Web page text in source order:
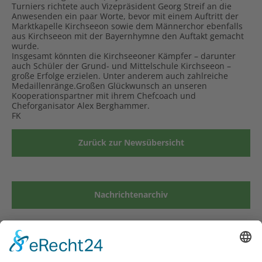
Turniers richtete auch Vizepräsident Georg Streif an die
Anwesenden ein paar Worte, bevor mit einem Auftritt der
Marktkapelle Kirchseeon sowie dem Männerchor ebenfalls
aus Kirchseeon mit der Bayernhymne den Auftakt gemacht
wurde.
Insgesamt könnten die Kirchseeoner Kämpfer – darunter
auch Schüler der Grund- und Mittelschule Kirchseeon –
große Erfolge erzielen. Unter anderem auch zahlreiche
Medaillenränge.Großen Glückwunsch an unseren
Kooperationspartner mit ihrem Chefcoach und
Cheforganisator Alex Berghammer.
FK
Zurück zur Newsübersicht
Nachrichtenarchiv